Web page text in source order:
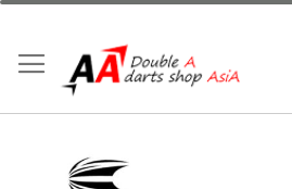
跳
內
容